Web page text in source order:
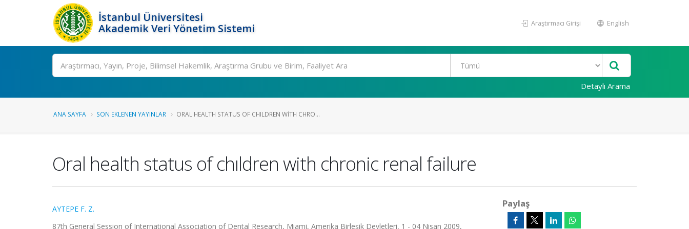
İstanbul Üniversitesi
Akademik Veri Yönetim Sistemi
Araştırmacı Girişi English
Ara
Detaylı Arama
ANA SAYFA SON EKLENEN YAYINLAR ORAL HEALTH STATUS OF CHILDREN WITH CHRO...
Oral health status of chıldren with chronic renal failure
AYTEPE F. Z.
87th General Session of International Association of Dental Research, Miami, Amerika Birleşik Devletleri, 1 - 04 Nisan 2009,
Paylaş